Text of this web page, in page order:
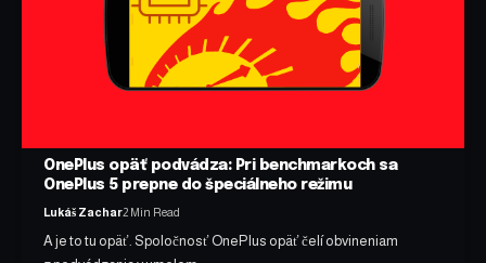
OnePlus opäť podvádza: Pri benchmarkoch sa
OnePlus 5 prepne do špeciálneho režimu
Lukáš Zachar2 Min Read
A je to tu opäť. Spoločnosť OnePlus opäť čelí obvineniam